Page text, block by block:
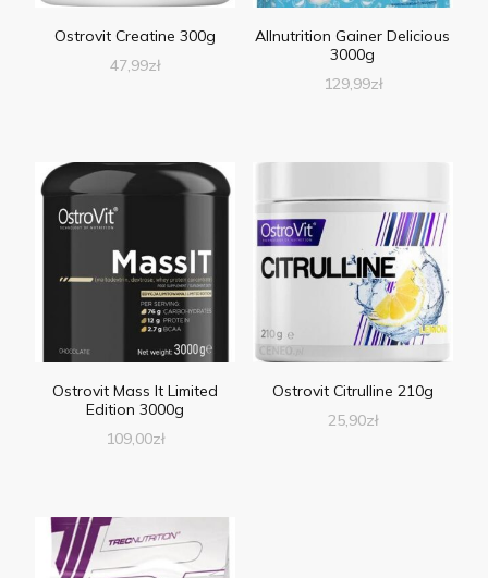
Ostrovit Creatine 300g
47,99zł
Allnutrition Gainer Delicious
3000g
129,99zł
Ostrovit Mass It Limited
Edition 3000g
109,00zł
Ostrovit Citrulline 210g
25,90zł